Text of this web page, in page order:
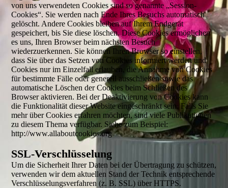
von uns verwendeten Cookies sind so genannte „Session-
Cookies“. Sie werden nach Ende Ihres Besuchs automatisch
gelöscht. Andere Cookies bleiben auf Ihrem Endgerät
gespeichert, bis Sie diese löschen. Diese Cookies ermöglichen
es uns, Ihren Browser beim nächsten Besuch
wiederzuerkennen. Sie können Ihren Browser so einstellen,
dass Sie über das Setzen von Cookies informiert werden und
Cookies nur im Einzelfall erlauben, die Annahme von Cookies
für bestimmte Fälle oder generell ausschließen sowie das
automatische Löschen der Cookies beim Schließen des
Browser aktivieren. Bei der Deaktivierung von Cookies kann
die Funktionalität dieser Website eingeschränkt sein. Falls Sie
mehr über Cookies erfahren möchten, sind viele Publikationen
zu diesem Thema verfügbar. Siehe zum Beispiel:
http://www.allaboutcookies.org
SSL-Verschlüsselung
Um die Sicherheit Ihrer Daten bei der Übertragung zu schützen,
verwenden wir dem aktuellen Stand der Technik entsprechende
Verschlüsselungsverfahren (z. B. SSL) über HTTPS.